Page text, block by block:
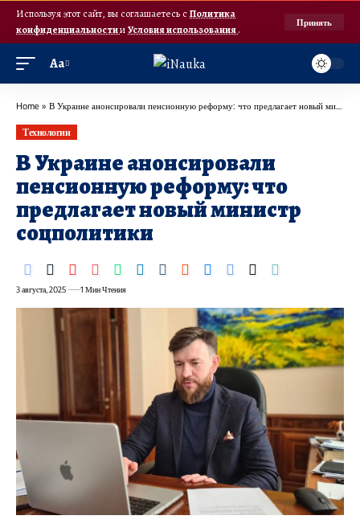
Используя этот сайт, вы соглашаетесь с Политика
конфиденциальностииУсловия использования.
Принять
Аа
Home » В Украине анонсировали пенсионную реформу: что предлагает новый министр соцполитики
Технологии
В Украине анонсировали
пенсионную реформу: что
предлагает новый министр
соцполитики
3 августа, 2025 1 Мин Чтения